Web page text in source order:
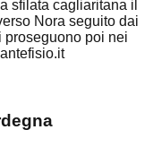
sfilata cagliaritana il
Nora seguito dai
proseguono poi nei